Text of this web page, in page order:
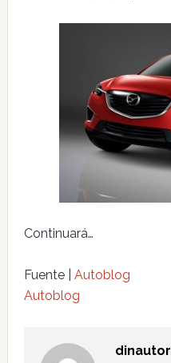
Continuará…
Fuente | Autoblog
Autoblog
dinautor